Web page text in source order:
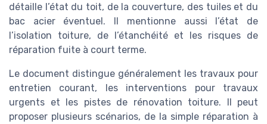
détaille l’état du toit, de la couverture, des tuiles et du
bac acier éventuel. Il mentionne aussi l’état de
l’isolation toiture, de l’étanchéité et les risques de
réparation fuite à court terme.
Le document distingue généralement les travaux pour
entretien courant, les interventions pour travaux
urgents et les pistes de rénovation toiture. Il peut
proposer plusieurs scénarios, de la simple réparation à